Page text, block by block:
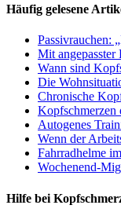
Häufig gelesene
Passivrauchen:
Mit angepasster
Wann sind
Die
Chronische
Kopfschmerzen
Autogenes
Wenn der
Fahrradhelme
Wochenend-
Hilfe bei